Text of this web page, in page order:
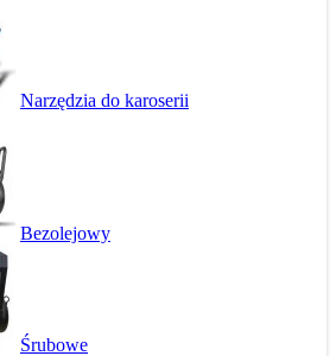
Narzędzia do karoserii
Bezolejowy
Śrubowe